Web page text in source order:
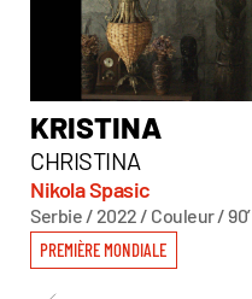
KRISTINA
CHRISTINA
Nikola Spasic
Serbie / 2022 / Couleur / 90’
PREMIÈRE MONDIALE